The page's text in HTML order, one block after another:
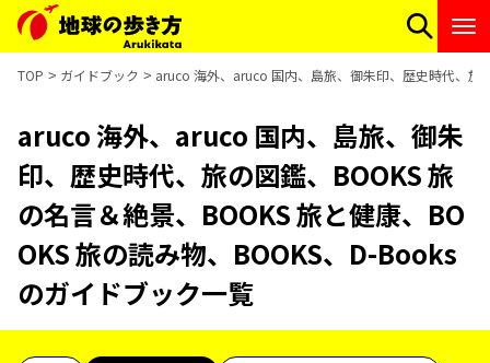
TOP ガイドブック aruco 海外、aruco 国内、島旅、御朱印、歴史時代、旅
aruco 海外、aruco 国内、島旅、御朱
印、歴史時代、旅の図鑑、BOOKS 旅
の名言＆絶景、BOOKS 旅と健康、BO
OKS 旅の読み物、BOOKS、D-Books
のガイドブック一覧